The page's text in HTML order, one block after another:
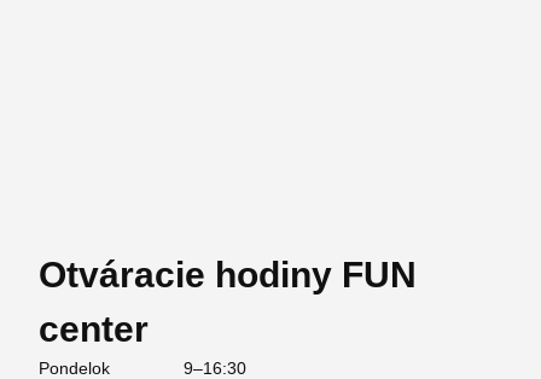
Otváracie hodiny FUN
center
Pondelok
9–16:30